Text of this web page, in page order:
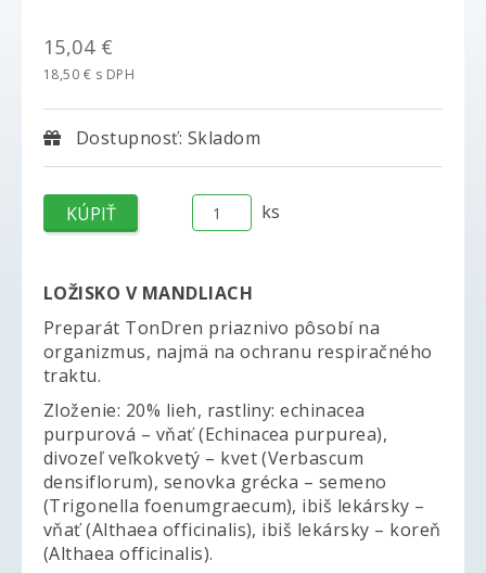
15,04 €
18,50 € s DPH
Dostupnosť: Skladom
ks
LOŽISKO V MANDLIACH
Preparát TonDren priaznivo pôsobí na
organizmus, najmä na ochranu respiračného
traktu.
Zloženie: 20% lieh, rastliny: echinacea
purpurová – vňať (Echinacea purpurea),
divozeľ veľkokvetý – kvet (Verbascum
densiflorum), senovka grécka – semeno
(Trigonella foenumgraecum), ibiš lekársky –
vňať (Althaea officinalis), ibiš lekársky – koreň
(Althaea officinalis).